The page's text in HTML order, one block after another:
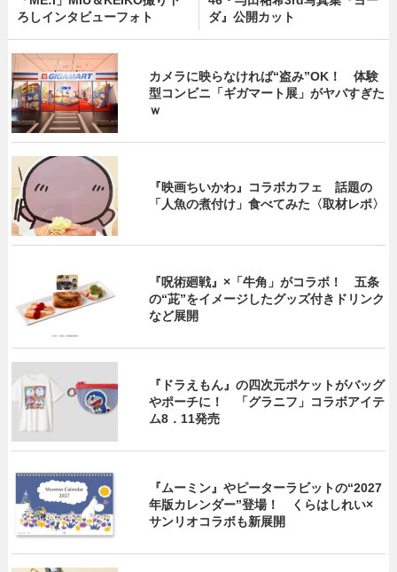
ろしインタビューフォト
ダ』公開カット
カメラに映らなければ“盗み”OK！ 体験
型コンビニ「ギガマート展」がヤバすぎた
ｗ
『映画ちいかわ』コラボカフェ 話題の
「人魚の煮付け」食べてみた〈取材レポ〉
『呪術廻戦』×「牛角」がコラボ！ 五条
の“茈”をイメージしたグッズ付きドリンク
など展開
『ドラえもん』の四次元ポケットがバッグ
やポーチに！ 「グラニフ」コラボアイテ
ム8．11発売
『ムーミン』やピーターラビットの“2027
年版カレンダー”登場！ くらはしれい×
サンリオコラボも新展開